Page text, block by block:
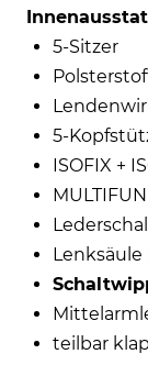
5-Sitzer
5-
ISOFIX +
teilbar